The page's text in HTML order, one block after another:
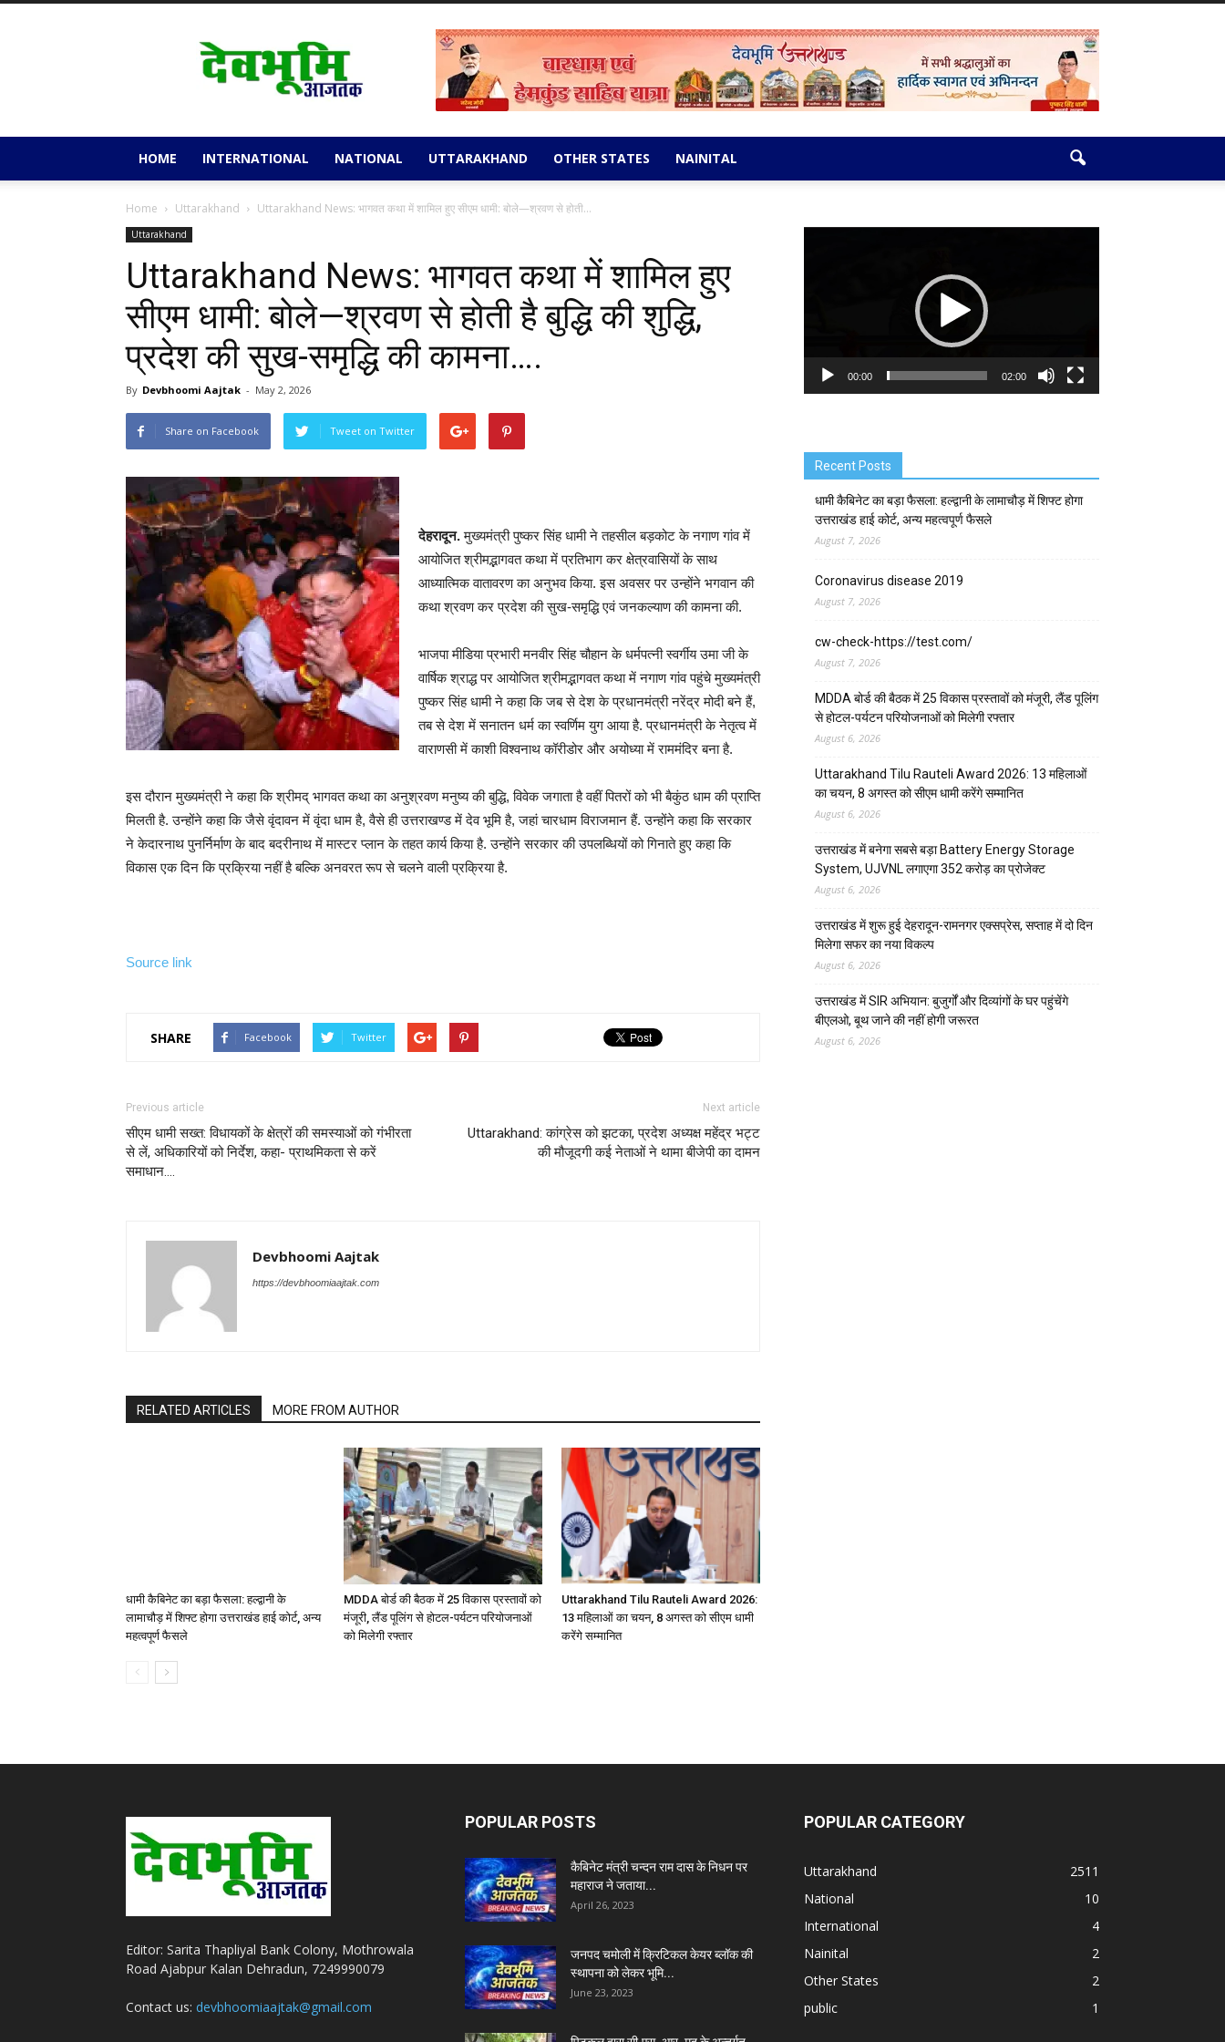
Devbhoomi
Aajtak
HOME INTERNATIONAL NATIONAL UTTARAKHAND OTHER STATES NAINITAL
Home Uttarakhand Uttarakhand News: भागवत कथा में शामिल हुए सीएम धामी: बोले—श्रवण से होती...
Uttarakhand
Uttarakhand News: भागवत कथा में शामिल हुए
सीएम धामी: बोले—श्रवण से होती है बुद्धि की शुद्धि,
प्रदेश की सुख-समृद्धि की कामना….
By Devbhoomi Aajtak - May 2, 2026
Share on Facebook Tweet on Twitter
देहरादून.मुख्यमंत्री पुष्कर सिंह धामी ने तहसील बड़कोट के नगाण गांव में
आयोजित श्रीमद्भागवत कथा में प्रतिभाग कर क्षेत्रवासियों के साथ
आध्यात्मिक वातावरण का अनुभव किया. इस अवसर पर उन्होंने भगवान की
कथा श्रवण कर प्रदेश की सुख-समृद्धि एवं जनकल्याण की कामना की.
भाजपा मीडिया प्रभारी मनवीर सिंह चौहान के धर्मपत्नी स्वर्गीय उमा जी के
वार्षिक श्राद्ध पर आयोजित श्रीमद्भागवत कथा में नगाण गांव पहुंचे मुख्यमंत्री
पुष्कर सिंह धामी ने कहा कि जब से देश के प्रधानमंत्री नरेंद्र मोदी बने हैं,
तब से देश में सनातन धर्म का स्वर्णिम युग आया है. प्रधानमंत्री के नेतृत्व में
वाराणसी में काशी विश्वनाथ कॉरीडोर और अयोध्या में राममंदिर बना है.
इस दौरान मुख्यमंत्री ने कहा कि श्रीमद् भागवत कथा का अनुश्रवण मनुष्य की बुद्धि, विवेक जगाता है वहीं पितरों को भी बैकुंठ धाम की प्राप्ति
मिलती है. उन्होंने कहा कि जैसे वृंदावन में वृंदा धाम है, वैसे ही उत्तराखण्ड में देव भूमि है, जहां चारधाम विराजमान हैं. उन्होंने कहा कि सरकार
ने केदारनाथ पुनर्निर्माण के बाद बदरीनाथ में मास्टर प्लान के तहत कार्य किया है. उन्होंने सरकार की उपलब्धियों को गिनाते हुए कहा कि
विकास एक दिन कि प्रक्रिया नहीं है बल्कि अनवरत रूप से चलने वाली प्रक्रिया है.
Source link
SHARE Facebook Twitter
Previous article
सीएम धामी सख्त: विधायकों के क्षेत्रों की समस्याओं को गंभीरता
से लें, अधिकारियों को निर्देश, कहा- प्राथमिकता से करें
समाधान….
Next article
Uttarakhand: कांग्रेस को झटका, प्रदेश अध्यक्ष महेंद्र भट्ट
की मौजूदगी कई नेताओं ने थामा बीजेपी का दामन
Devbhoomi Aajtak
https://devbhoomiaajtak.com
RELATED ARTICLES MORE FROM AUTHOR
धामी कैबिनेट का बड़ा फैसला: हल्द्वानी के
लामाचौड़ में शिफ्ट होगा उत्तराखंड हाई कोर्ट, अन्य
महत्वपूर्ण फैसले
MDDA बोर्ड की बैठक में 25 विकास प्रस्तावों को
मंजूरी, लैंड पूलिंग से होटल-पर्यटन परियोजनाओं
को मिलेगी रफ्तार
Uttarakhand Tilu Rauteli Award 2026:
13 महिलाओं का चयन, 8 अगस्त को सीएम धामी
करेंगे सम्मानित
00:00 02:00
Recent Posts
धामी कैबिनेट का बड़ा फैसला: हल्द्वानी के लामाचौड़ में शिफ्ट होगा
उत्तराखंड हाई कोर्ट, अन्य महत्वपूर्ण फैसले
August 7, 2026
Coronavirus disease 2019
August 7, 2026
cw-check-https://test.com/
August 7, 2026
MDDA बोर्ड की बैठक में 25 विकास प्रस्तावों को मंजूरी, लैंड पूलिंग
से होटल-पर्यटन परियोजनाओं को मिलेगी रफ्तार
August 6, 2026
Uttarakhand Tilu Rauteli Award 2026: 13 महिलाओं
का चयन, 8 अगस्त को सीएम धामी करेंगे सम्मानित
August 6, 2026
उत्तराखंड में बनेगा सबसे बड़ा Battery Energy Storage
System, UJVNL लगाएगा 352 करोड़ का प्रोजेक्ट
August 6, 2026
उत्तराखंड में शुरू हुई देहरादून-रामनगर एक्सप्रेस, सप्ताह में दो दिन
मिलेगा सफर का नया विकल्प
August 6, 2026
उत्तराखंड में SIR अभियान: बुजुर्गों और दिव्यांगों के घर पहुंचेंगे
बीएलओ, बूथ जाने की नहीं होगी जरूरत
August 6, 2026
Editor: Sarita Thapliyal Bank Colony, Mothrowala
Road Ajabpur Kalan Dehradun, 7249990079
Contact us: devbhoomiaajtak@gmail.com
POPULAR POSTS
कैबिनेट मंत्री चन्दन राम दास के निधन पर
महाराज ने जताया...
April 26, 2023
जनपद चमोली में क्रिटिकल केयर ब्लॉक की
स्थापना को लेकर भूमि...
June 23, 2023
POPULAR CATEGORY
Uttarakhand
2511
National
10
International
4
Nainital
2
Other States
2
public
1